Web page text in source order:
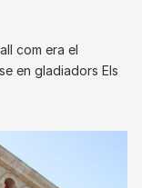
com era el
en gladiadors Els